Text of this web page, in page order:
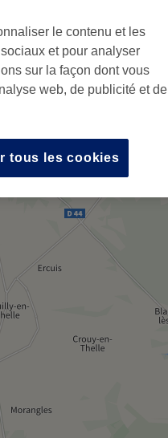
le contenu et les
et pour analyser
sur la façon dont vous
web, de publicité et de
tous les cookies